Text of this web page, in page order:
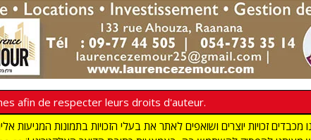
afin de respecter leurs droits d'auteur.